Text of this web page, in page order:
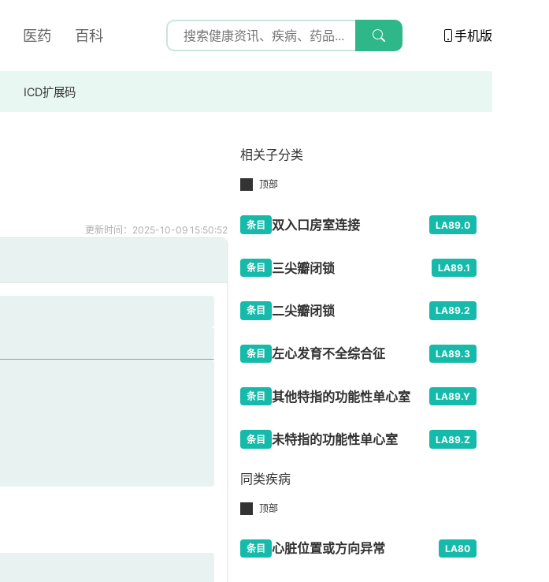
医药 百科 手机版
ICD扩展码
更新时间：2025-10-09 15:50:52
相关子分类
顶部
条目 双入口房室连接 LA89.0
条目 三尖瓣闭锁 LA89.1
条目 二尖瓣闭锁 LA89.2
条目 左心发育不全综合征 LA89.3
条目 其他特指的功能性单心室 LA89.Y
条目 未特指的功能性单心室 LA89.Z
同类疾病
顶部
条目 心脏位置或方向异常 LA80